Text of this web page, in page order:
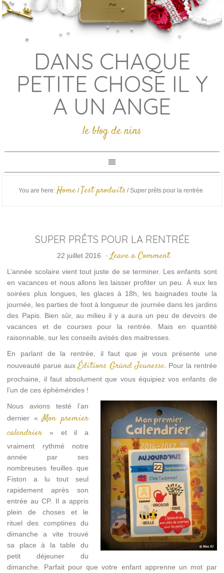
DANS CHAQUE
PETITE CHOSE IL Y
A UN ANGE
le blog de nins
You are here: Home / Test produits /Super prêts pour la rentrée
SUPER PRÊTS POUR LA RENTRÉE
22 juillet 2016 · Leave a Comment
L’année scolaire vient tout juste de se terminer. Les enfants sont
en vacances et nous allons les laisser profiter un peu. À eux les
soirées plus longues, les glaces à 18h, les baignades toute la
journée, les parties de foot à longueur de journée dans les jardins
des Papis. Bien sûr, au milieu il y a aura un peu de devoirs de
vacances et de courses pour la rentrée. Mais en quantité
raisonnable, sur les conseils avisés des maitresses.
En parlant de la rentrée, il faut que je vous présente une
nouveauté parue auxÉditions Gründ Jeunesse. Pour la rentrée
prochaine, il faut absolument que vous équipiez vos enfants de
l’un de ces éphémérides !
Nous avions testé l’an
dernier «Mon premier
calendrier» et il a
vraiment rythmé notre
année par ses
nombreuses feuilles que
Fiston a lu tout seul
rapidement après son
entrée au CP. Il a appris
plein de choses et le
rituel des comptines du
dimanche a vite trouvé
sa place à la table du
petit déjeuner du
dimanche. Parfait pour que votre enfant apprenne un mot par